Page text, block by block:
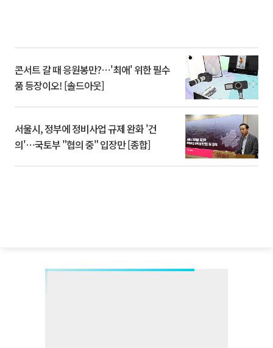
콘서트 갈 때 응원봉만?⋯'최애' 위한 필수
품 등장이오! [솔드아웃]
서울시, 정부에 정비사업 규제 완화 '건
의'⋯국토부 "협의 중" 입장만 [종합]